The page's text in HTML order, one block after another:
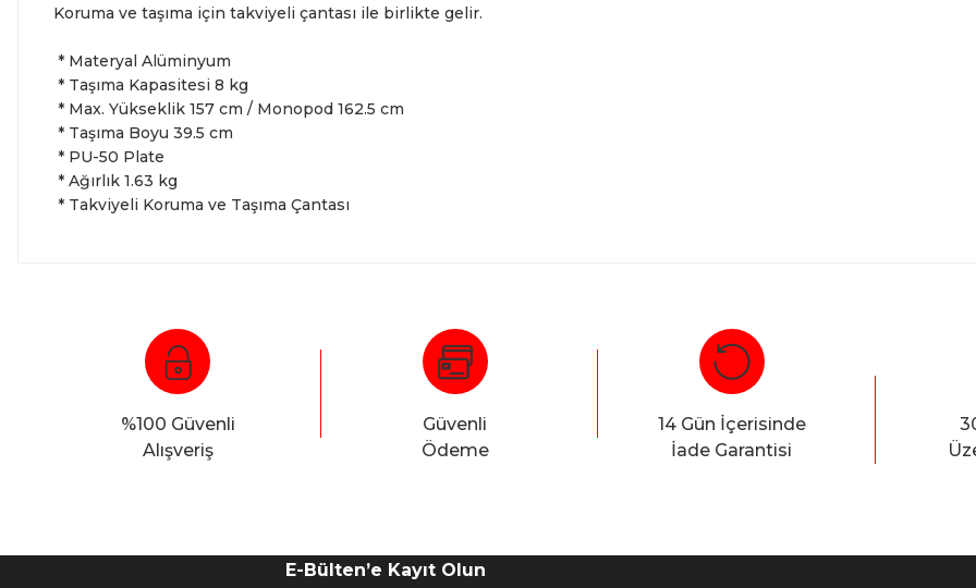
Koruma ve taşıma için takviyeli çantası ile birlikte gelir.
* Materyal Alüminyum
* Taşıma Kapasitesi 8 kg
* Max. Yükseklik 157 cm / Monopod 162.5 cm
* Taşıma Boyu 39.5 cm
* PU-50 Plate
* Ağırlık 1.63 kg
* Takviyeli Koruma ve Taşıma Çantası
Bu ürüne ilk yorumu siz yapın!
Yorum Yaz
%100 Güvenli
Alışveriş
Güvenli
Ödeme
14 Gün İçerisinde
İade Garantisi
E-Bülten’e Kayıt Olun